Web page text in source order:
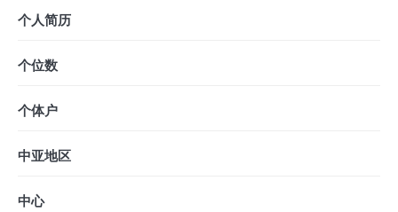
个人简历
个位数
个体户
中亚地区
中心